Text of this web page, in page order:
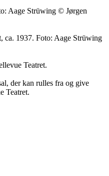
Aage Strüwing © Jørgen
ca. 1937. Foto: Aage Strüwing
Teatret.
der kan rulles fra og give
Teatret.